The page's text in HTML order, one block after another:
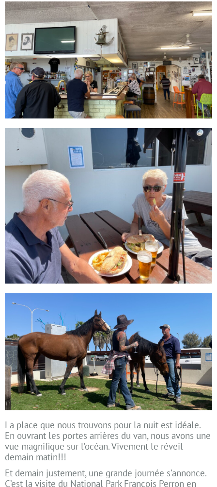
La place que nous trouvons pour la nuit est idéale.
En ouvrant les portes arrières du van, nous avons une
vue magnifique sur l’océan. Vivement le réveil
demain matin!!!
Et demain justement, une grande journée s’annonce.
C’est la visite du National Park François Perron en